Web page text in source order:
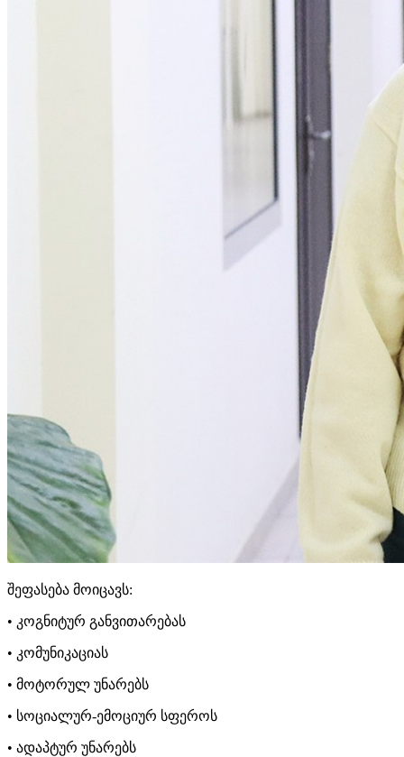
შეფასება მოიცავს:
• კოგნიტურ განვითარებას
• კომუნიკაციას
• მოტორულ უნარებს
• სოციალურ-ემოციურ სფეროს
• ადაპტურ უნარებს